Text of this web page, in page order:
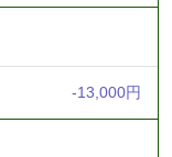
-13,000円